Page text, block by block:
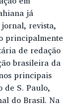
já
revista,
principalmente
de redação
brasileira da
principais
de S. Paulo,
do Brasil. Na